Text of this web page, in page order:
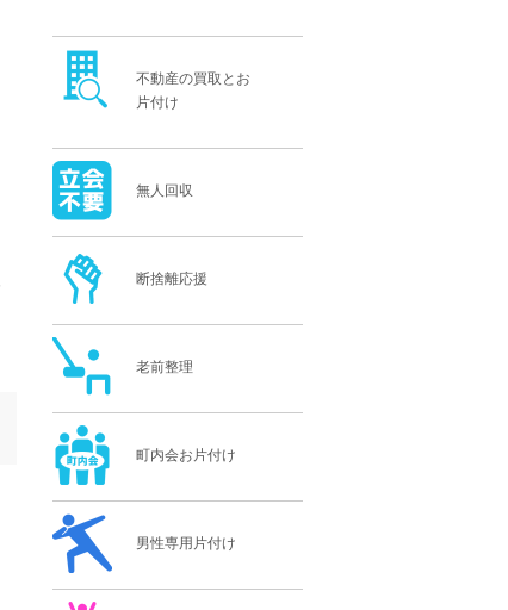
不動産の買取とお
片付け
無人回収
断捨離応援
老前整理
町内会お片付け
男性専用片付け